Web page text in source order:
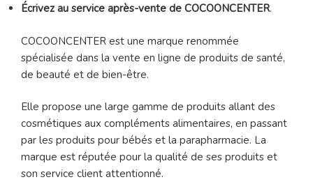
Écrivez au service après-vente de COCOONCENTER.
COCOONCENTER est une marque renommée
spécialisée dans la vente en ligne de produits de santé,
de beauté et de bien-être.
Elle propose une large gamme de produits allant des
cosmétiques aux compléments alimentaires, en passant
par les produits pour bébés et la parapharmacie. La
marque est réputée pour la qualité de ses produits et
son service client attentionné.